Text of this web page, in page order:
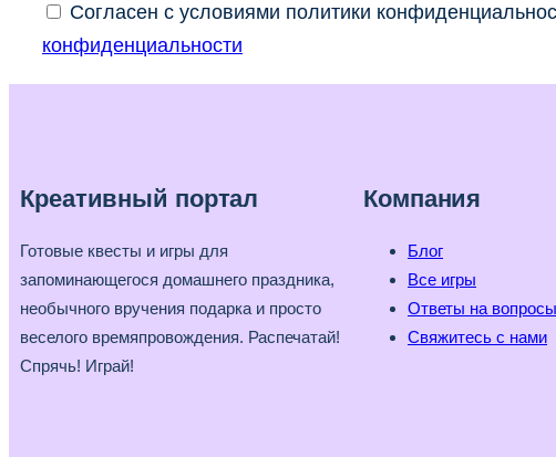
Согласен с условиями политики
конфиденциальности
Креативный портал
Готовые квесты и игры для
запоминающегося домашнего праздника,
необычного вручения подарка и просто
веселого времяпровождения. Распечатай!
Спрячь! Играй!
Компания
Блог
Все игры
Ответы на вопросы
Свяжитесь с нами